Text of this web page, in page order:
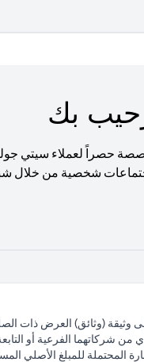
بك
حصراً لعملاء سيتي
شخصية من خلال
(وثائق) العرض ذات
شركاتهما الفرعية أو
للمبلغ الأصلي